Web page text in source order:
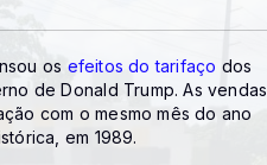
os efeitos do tarifaço dos
de Donald Trump. As vendas
com o mesmo mês do ano
em 1989.